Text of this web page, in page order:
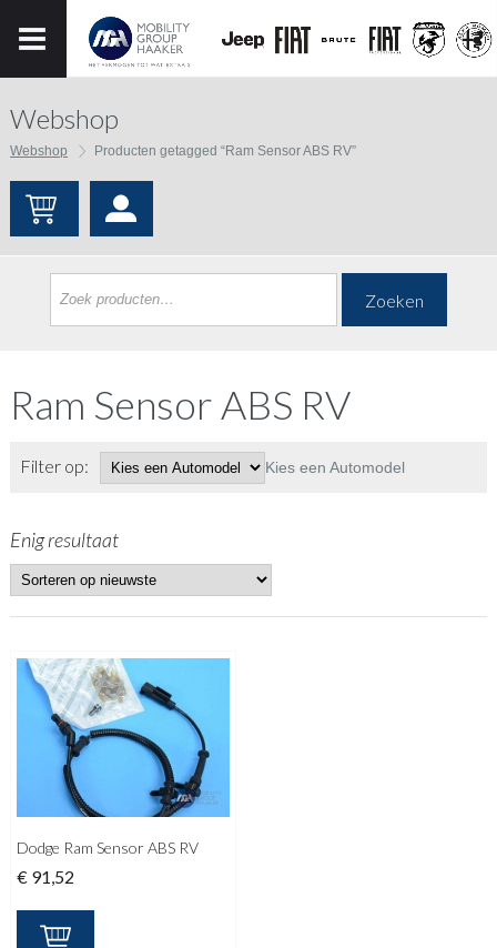
Webshop
Webshop Producten getagged “Ram Sensor ABS RV”
Zoeken
Ram Sensor ABS RV
Filter op: Kies een Automodel
Enig resultaat
Dodge Ram Sensor ABS RV
€ 91,52